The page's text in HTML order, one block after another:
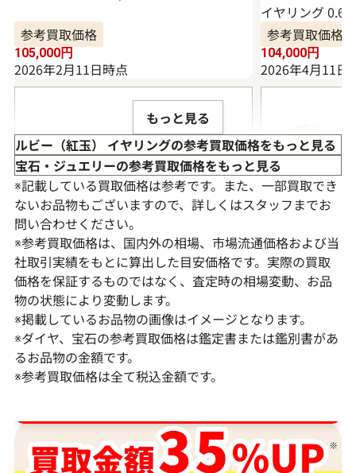
参考買取価格
105,000円
2026年2月11日時点
イヤリング
参考買取価格
104,000円
2026年4月11日
K18WG ルビー みため・ダイヤモンド ピ
アス/イヤリング R0.73・D0.53・R0.73・
D0.53ct
2025年10月10日時点
Pt900/Pt850 ル
2026年4月10日
もっと見る
ルビー（紅玉） イヤリングの参考買取価格をもっと見る
宝石・ジュエリーの参考買取価格をもっと見る
※記載している買取価格は参考です。また、一部買取でき
ないお品物もございますので、詳しくはスタッフまでお
問い合わせください。
※参考買取価格は、国内外の相場、市場流通価格および当
社取引実績をもとに算出した目安価格です。実際の買取
価格を保証するものではなく、査定時の相場変動、お品
物の状態により変動します。
※掲載しているお品物の画像はイメージとなります。
※ダイヤ、宝石の参考買取価格は鑑定書または鑑別書があ
るお品物の金額です。
※参考買取価格は全て税込金額です。